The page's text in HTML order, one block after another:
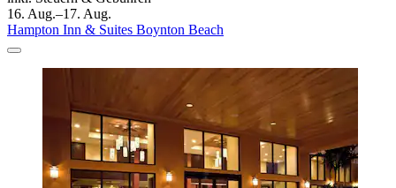
16. Aug.–17. Aug.
Hampton Inn & Suites Boynton Beach